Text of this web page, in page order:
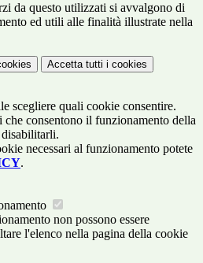
da questo utilizzati si avvalgono di
ed utili alle finalità illustrate nella
Accetta tutti i cookies
scegliere quali cookie consentire.
consentono il funzionamento della
necessari al funzionamento potete
.
non possono essere
l'elenco nella pagina della cookie